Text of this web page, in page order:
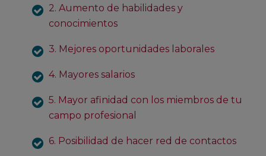
2. Aumento de habilidades y
conocimientos
3. Mejores oportunidades laborales
4. Mayores salarios
5. Mayor afinidad con los miembros de tu
campo profesional
6. Posibilidad de hacer red de contactos